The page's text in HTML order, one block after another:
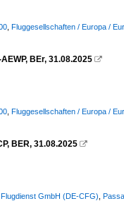
Fluggesellschaften / Europa /
BEr, 31.08.2025 
Fluggesellschaften / Europa /
BER, 31.08.2025 
GmbH (DE-CFG)